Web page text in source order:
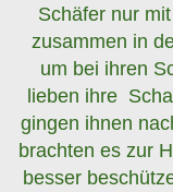
Schäfer nur
zusammen in
um bei ihren
lieben ihre
gingen ihnen
brachten es zur
besser